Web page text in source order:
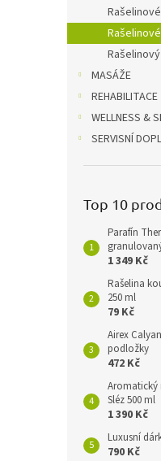
a
MASÁŽE
REHABILITACE
WELLNESS &
SERVISNÍ
Top 10
Parafín
1 349 Kč
Rašelina
250 ml
79 Kč
Airex
podložky
472 Kč
Aromatický
Sléz 500 ml
1 390 Kč
Luxusní
790 Kč